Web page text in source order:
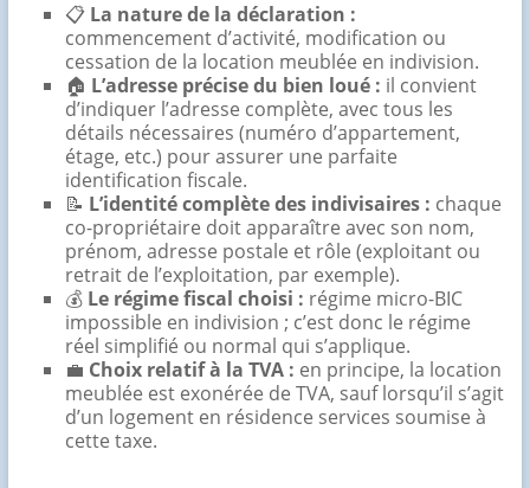
📋 La nature de la déclaration :
commencement d’activité, modification ou
cessation de la location meublée en indivision.
🏠 L’adresse précise du bien loué : il convient
d’indiquer l’adresse complète, avec tous les
détails nécessaires (numéro d’appartement,
étage, etc.) pour assurer une parfaite
identification fiscale.
📝 L’identité complète des indivisaires : chaque
co-propriétaire doit apparaître avec son nom,
prénom, adresse postale et rôle (exploitant ou
retrait de l’exploitation, par exemple).
💰 Le régime fiscal choisi : régime micro-BIC
impossible en indivision ; c’est donc le régime
réel simplifié ou normal qui s’applique.
💼 Choix relatif à la TVA : en principe, la location
meublée est exonérée de TVA, sauf lorsqu’il s’agit
d’un logement en résidence services soumise à
cette taxe.